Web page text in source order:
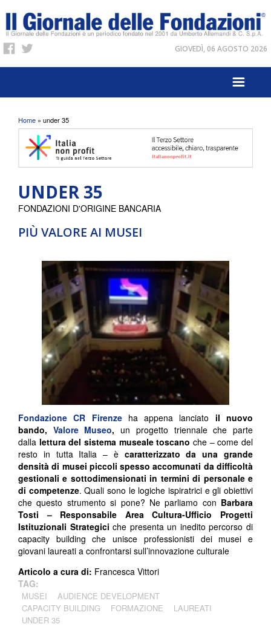
GIOVEDÌ, 06 AGOSTO 2026
Tu sei qui
Home » under 35
UNDER 35
PIÙ VALORE AI MUSEI
FONDAZIONI D'ORIGINE BANCARIA
Fondazione CR Firenze ha appena lanciato il nuovo
bando, Valore Museo, un progetto triennale che parte
dalla lettura del sistema museale toscano che – come del
resto in tutta Italia – è caratterizzato da una grande
densità di musei piccoli spesso accomunati da difficoltà
gestionali e sottodimensionati in termini di personale e
di competenze. Quali sono le logiche ispiratrici e gli obiettivi
che questo strumento si pone? Ne parliamo con Barbara
Tosti – Responsabile Area Cultura-Ufficio Progetti
Istituzionali Strategici che presenta un inedito percorso di
capacity building che unisce professionisti dei musei e
giovani laureati a confrontarsi sull’innovazione culturale
Articolo a cura di: Francesca Vittori
TAG:
MUSEI
AUDIENCE DEVELOPMENT
CAPACITY BUILDING
FORMAZIONE
LAUREATI
UNDER 35